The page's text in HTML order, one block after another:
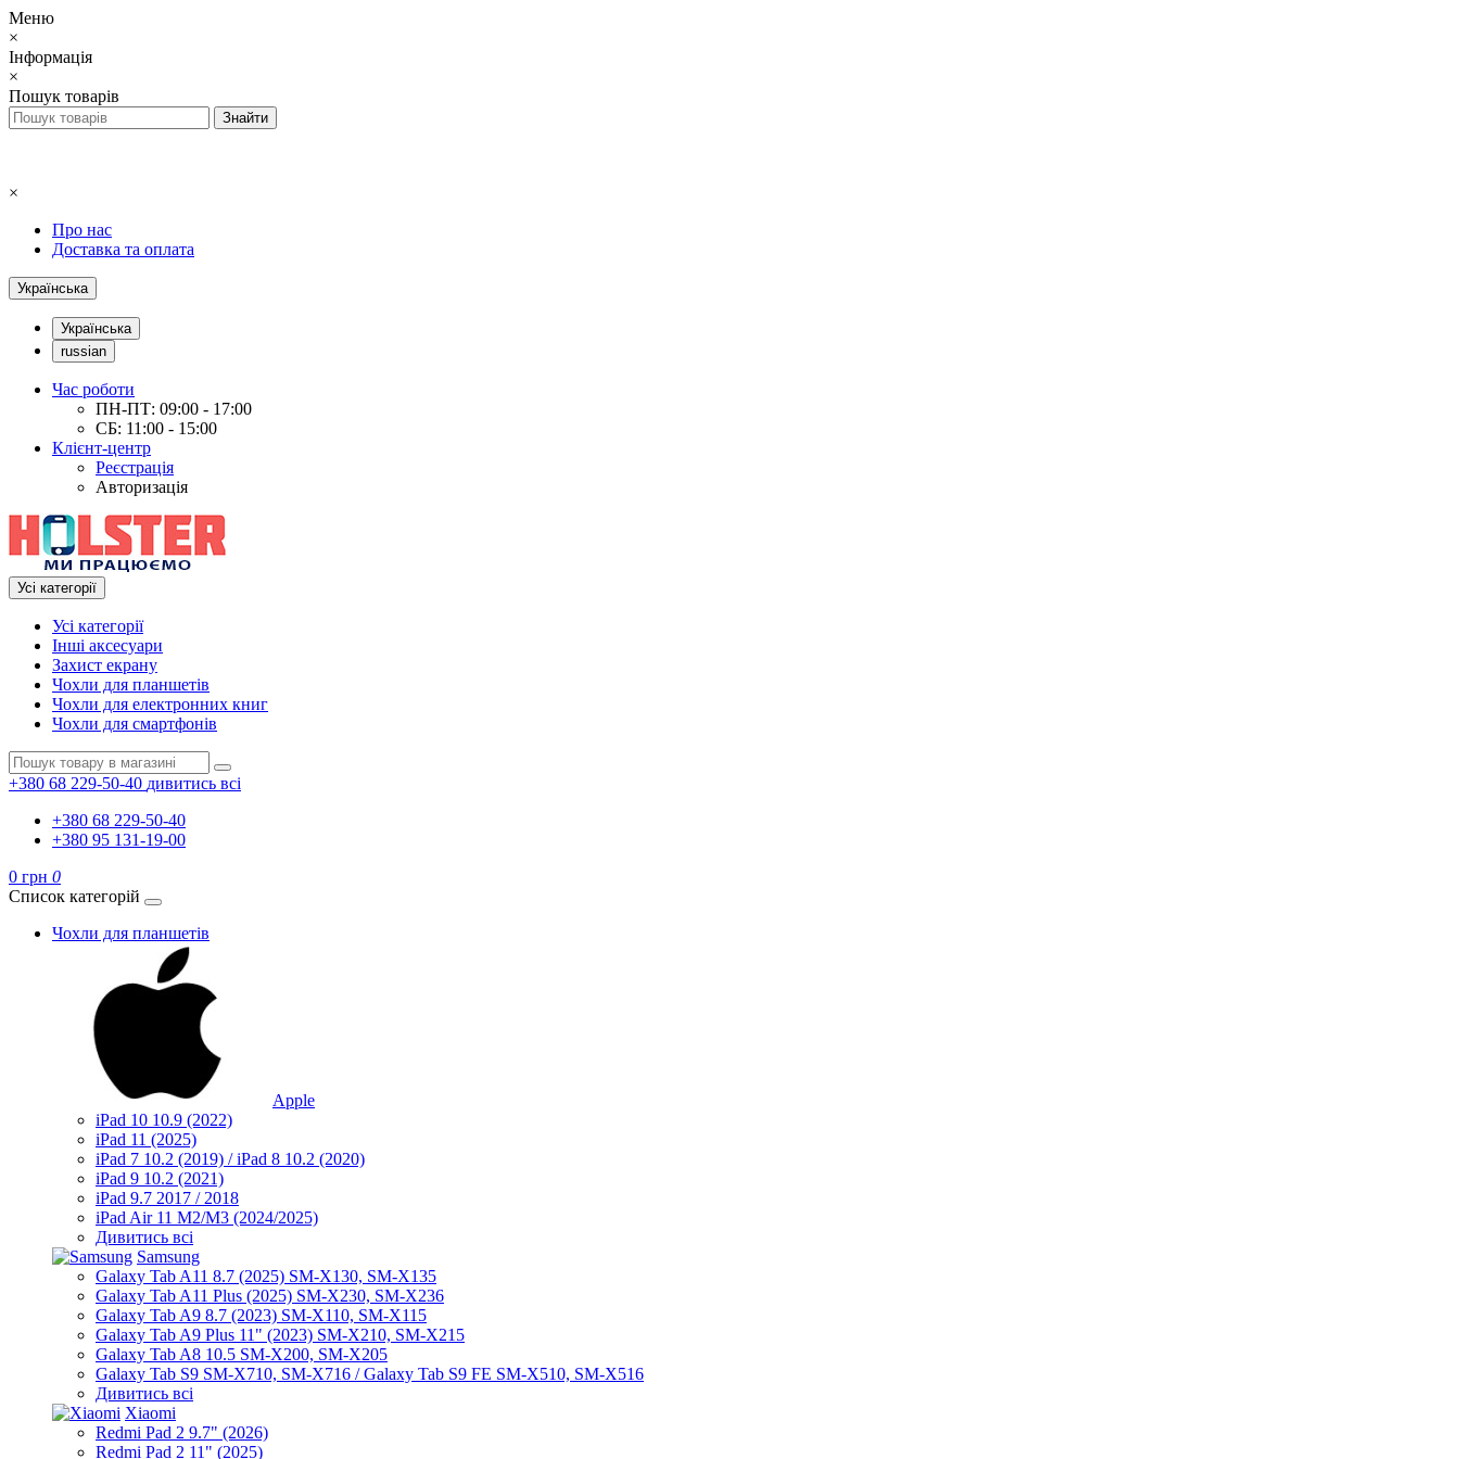
Меню
×
Інформація
×
Пошук товарів
×
Про нас
Доставка та оплата
Українська
Українська
russian
Час роботи
ПН-ПТ: 09:00 - 17:00
СБ: 11:00 - 15:00
Клієнт-центр
Реєстрація
Авторизація
Усі категорії
Усі категорії
Інші аксесуари
Захист екрану
Чохли для планшетів
Чохли для електронних книг
Чохли для смартфонів
+380 68 229-50-40 дивитись всі
+380 68 229-50-40
+380 95 131-19-00
0 грн 0
Список категорій
Чохли для планшетів
Apple
iPad 10 10.9 (2022)
iPad 11 (2025)
iPad 7 10.2 (2019) / iPad 8 10.2 (2020)
iPad 9 10.2 (2021)
iPad 9.7 2017 / 2018
iPad Air 11 M2/M3 (2024/2025)
Дивитись всі
Samsung
Galaxy Tab A11 8.7 (2025) SM-X130, SM-X135
Galaxy Tab A11 Plus (2025) SM-X230, SM-X236
Galaxy Tab A9 8.7 (2023) SM-X110, SM-X115
Galaxy Tab A9 Plus 11" (2023) SM-X210, SM-X215
Galaxy Tab A8 10.5 SM-X200, SM-X205
Galaxy Tab S9 SM-X710, SM-X716 / Galaxy Tab S9 FE SM-X510, SM-X516
Дивитись всі
Xiaomi
Redmi Pad 2 9.7" (2026)
Redmi Pad 2 11" (2025)